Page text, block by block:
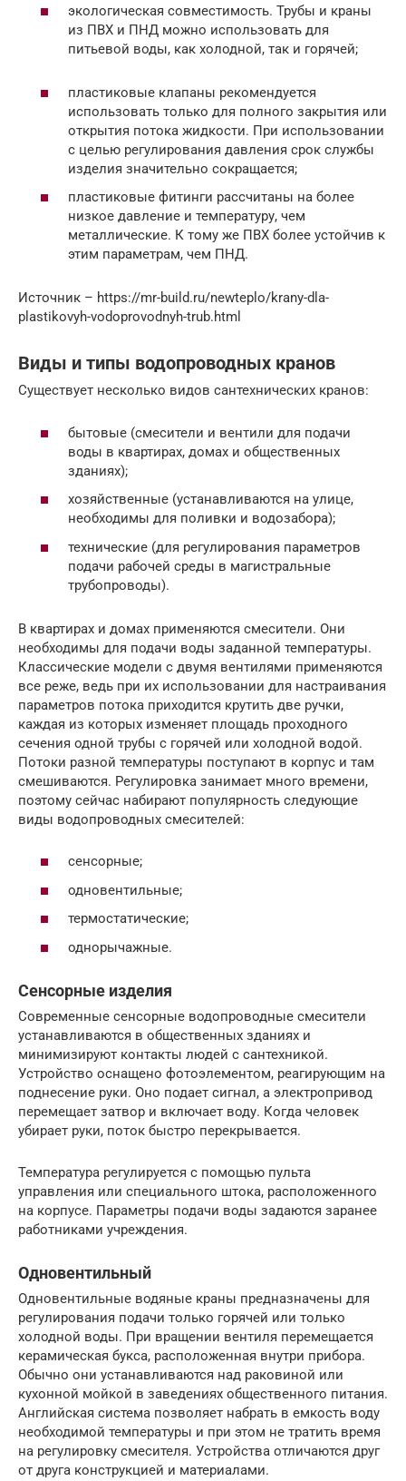
экологическая совместимость. Трубы и краны
из ПВХ и ПНД можно использовать для
питьевой воды, как холодной, так и горячей;
пластиковые клапаны рекомендуется
использовать только для полного закрытия или
открытия потока жидкости. При использовании
с целью регулирования давления срок службы
изделия значительно сокращается;
пластиковые фитинги рассчитаны на более
низкое давление и температуру, чем
металлические. К тому же ПВХ более устойчив к
этим параметрам, чем ПНД.
Источник – https://mr-build.ru/newteplo/krany-dla-
plastikovyh-vodoprovodnyh-trub.html
Виды и типы водопроводных кранов
Существует несколько видов сантехнических кранов:
бытовые (смесители и вентили для подачи
воды в квартирах, домах и общественных
зданиях);
хозяйственные (устанавливаются на улице,
необходимы для поливки и водозабора);
технические (для регулирования параметров
подачи рабочей среды в магистральные
трубопроводы).
В квартирах и домах применяются смесители. Они
необходимы для подачи воды заданной температуры.
Классические модели с двумя вентилями применяются
все реже, ведь при их использовании для настраивания
параметров потока приходится крутить две ручки,
каждая из которых изменяет площадь проходного
сечения одной трубы с горячей или холодной водой.
Потоки разной температуры поступают в корпус и там
смешиваются. Регулировка занимает много времени,
поэтому сейчас набирают популярность следующие
виды водопроводных смесителей:
сенсорные;
одновентильные;
термостатические;
однорычажные.
Сенсорные изделия
Современные сенсорные водопроводные смесители
устанавливаются в общественных зданиях и
минимизируют контакты людей с сантехникой.
Устройство оснащено фотоэлементом, реагирующим на
поднесение руки. Оно подает сигнал, а электропривод
перемещает затвор и включает воду. Когда человек
убирает руки, поток быстро перекрывается.
Температура регулируется с помощью пульта
управления или специального штока, расположенного
на корпусе. Параметры подачи воды задаются заранее
работниками учреждения.
Одновентильный
Одновентильные водяные краны предназначены для
регулирования подачи только горячей или только
холодной воды. При вращении вентиля перемещается
керамическая букса, расположенная внутри прибора.
Обычно они устанавливаются над раковиной или
кухонной мойкой в заведениях общественного питания.
Английская система позволяет набрать в емкость воду
необходимой температуры и при этом не тратить время
на регулировку смесителя. Устройства отличаются друг
от друга конструкцией и материалами.